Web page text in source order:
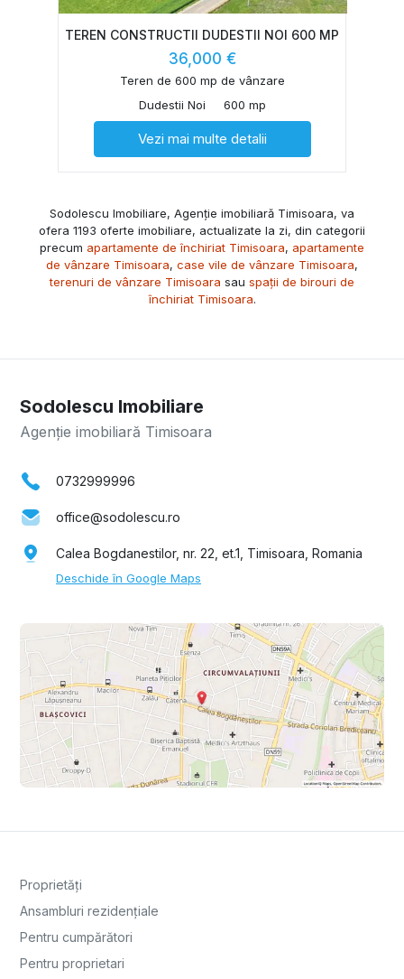
TEREN CONSTRUCTII DUDESTII NOI 600 MP
36,000 €
Teren de 600 mp de vânzare
Dudestii Noi
600 mp
Vezi mai multe detalii
Sodolescu Imobiliare, Agenție imobiliară Timisoara, va
ofera 1193 oferte imobiliare, actualizate la zi, din categorii
precum apartamente de închiriat Timisoara, apartamente
de vânzare Timisoara, case vile de vânzare Timisoara,
terenuri de vânzare Timisoara sau spații de birouri de
închiriat Timisoara.
Sodolescu Imobiliare
Agenție imobiliară Timisoara
0732999996
office@sodolescu.ro
Calea Bogdanestilor, nr. 22, et.1, Timisoara, Romania
Deschide în Google Maps
Proprietăți
Ansambluri rezidențiale
Pentru cumpărători
Pentru proprietari